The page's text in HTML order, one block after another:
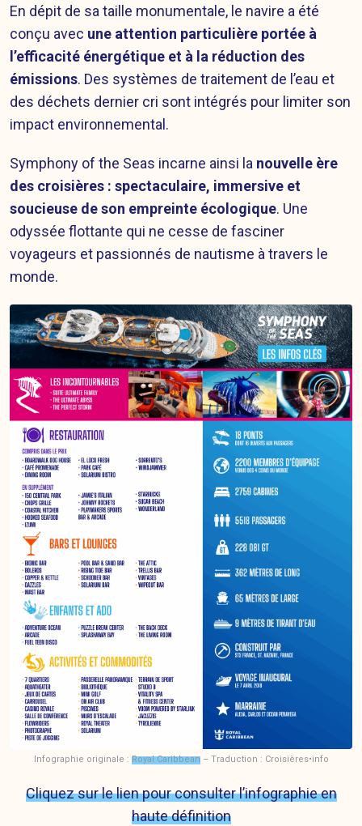
En dépit de sa taille monumentale, le navire a été
conçu avec une attention particulière portée à
l’efficacité énergétique et à la réduction des
émissions. Des systèmes de traitement de l’eau et
des déchets dernier cri sont intégrés pour limiter son
impact environnemental.
Symphony of the Seas incarne ainsi la nouvelle ère
des croisières : spectaculaire, immersive et
soucieuse de son empreinte écologique. Une
odyssée flottante qui ne cesse de fasciner
voyageurs et passionnés de nautisme à travers le
monde.
Infographie originale : Royal Caribbean– Traduction : Croisières•info
Cliquez sur le lien pour consulter l’infographie en
haute définition